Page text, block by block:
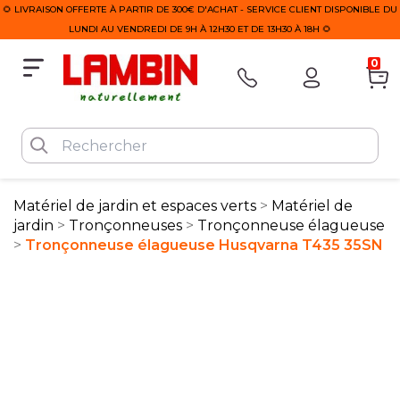
🌻 LIVRAISON OFFERTE À PARTIR DE 300€ D'ACHAT - SERVICE CLIENT DISPONIBLE DU
LUNDI AU VENDREDI DE 9H À 12H30 ET DE 13H30 À 18H 🌻
0
Matériel de jardin et espaces verts
Matériel de
jardin
Tronçonneuses
Tronçonneuse élagueuse
Tronçonneuse élagueuse Husqvarna T435 35SN